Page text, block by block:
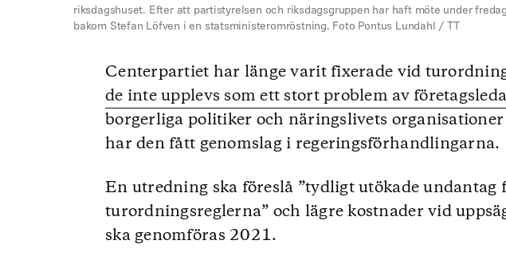
riksdagshuset. Efter att partistyrelsen och riksdagsgruppen har haft möte under
bakom Stefan Löfven i en statsministeromröstning. Foto Pontus Lundahl / TT
Centerpartiet har länge varit fixerade vid
de inte upplevs som ett stort problem av
borgerliga politiker och näringslivets
har den fått genomslag i regeringsförhandlingarna.
En utredning ska föreslå ”tydligt utökade undantag
turordningsreglerna” och lägre kostnader vid
ska genomföras 2021.